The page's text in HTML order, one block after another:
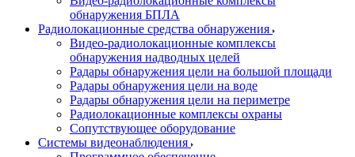
обнаружения БПЛА
Радиолокационные средства обнаружения
Видео-радиолокационные комплексы
обнаружения надводных целей
Радары обнаружения цели на большой площади
Радары обнаружения цели на воде
Радары обнаружения цели на периметре
Радиолокационные комплексы охраны
Сопутствующее оборудование
Системы видеонаблюдения